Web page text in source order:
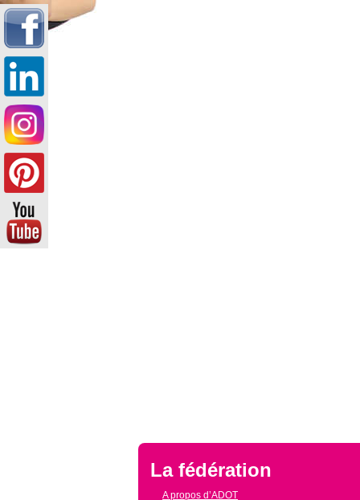
La fédération
A propos d’ADOT